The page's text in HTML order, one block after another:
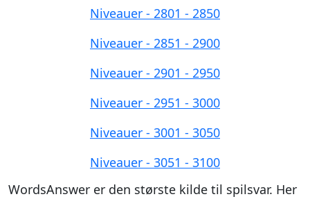
Niveauer - 2801 - 2850
Niveauer - 2851 - 2900
Niveauer - 2901 - 2950
Niveauer - 2951 - 3000
Niveauer - 3001 - 3050
Niveauer - 3051 - 3100
WordsAnswer er den største kilde til spilsvar. Her